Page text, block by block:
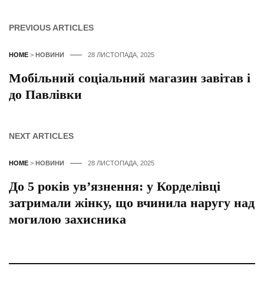
PREVIOUS ARTICLES
HOME > НОВИНИ 28 ЛИСТОПАДА, 2025
Мобільний соціальний магазин завітав і
до Павлівки
NEXT ARTICLES
HOME > НОВИНИ 28 ЛИСТОПАДА, 2025
До 5 років ув’язнення: у Корделівці
затримали жінку, що вчинила наругу над
могилою захисника